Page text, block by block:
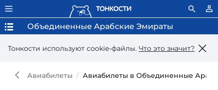
Тонкости используют сookie-файлы. Что это значит?
Объединенные Арабские Эмираты
Авиабилеты Авиабилеты в Объединенные